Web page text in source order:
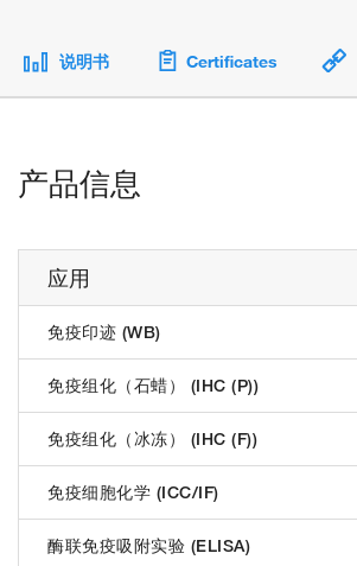
说明书 Certificates
产品信息
应用
免疫印迹 (WB)
免疫组化（石蜡） (IHC (P))
免疫组化（冰冻） (IHC (F))
免疫细胞化学 (ICC/IF)
酶联免疫吸附实验 (ELISA)